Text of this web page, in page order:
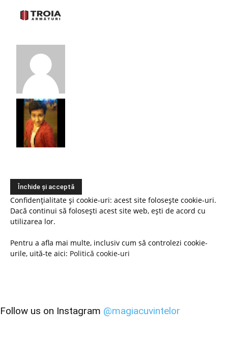
Confidențialitate și cookie-uri: acest site folosește cookie-uri.
Dacă continui să folosești acest site web, ești de acord cu
utilizarea lor.
Pentru a afla mai multe, inclusiv cum să controlezi cookie-
urile, uită-te aici: Politică cookie-uri
Follow us on Instagram @magiacuvintelor